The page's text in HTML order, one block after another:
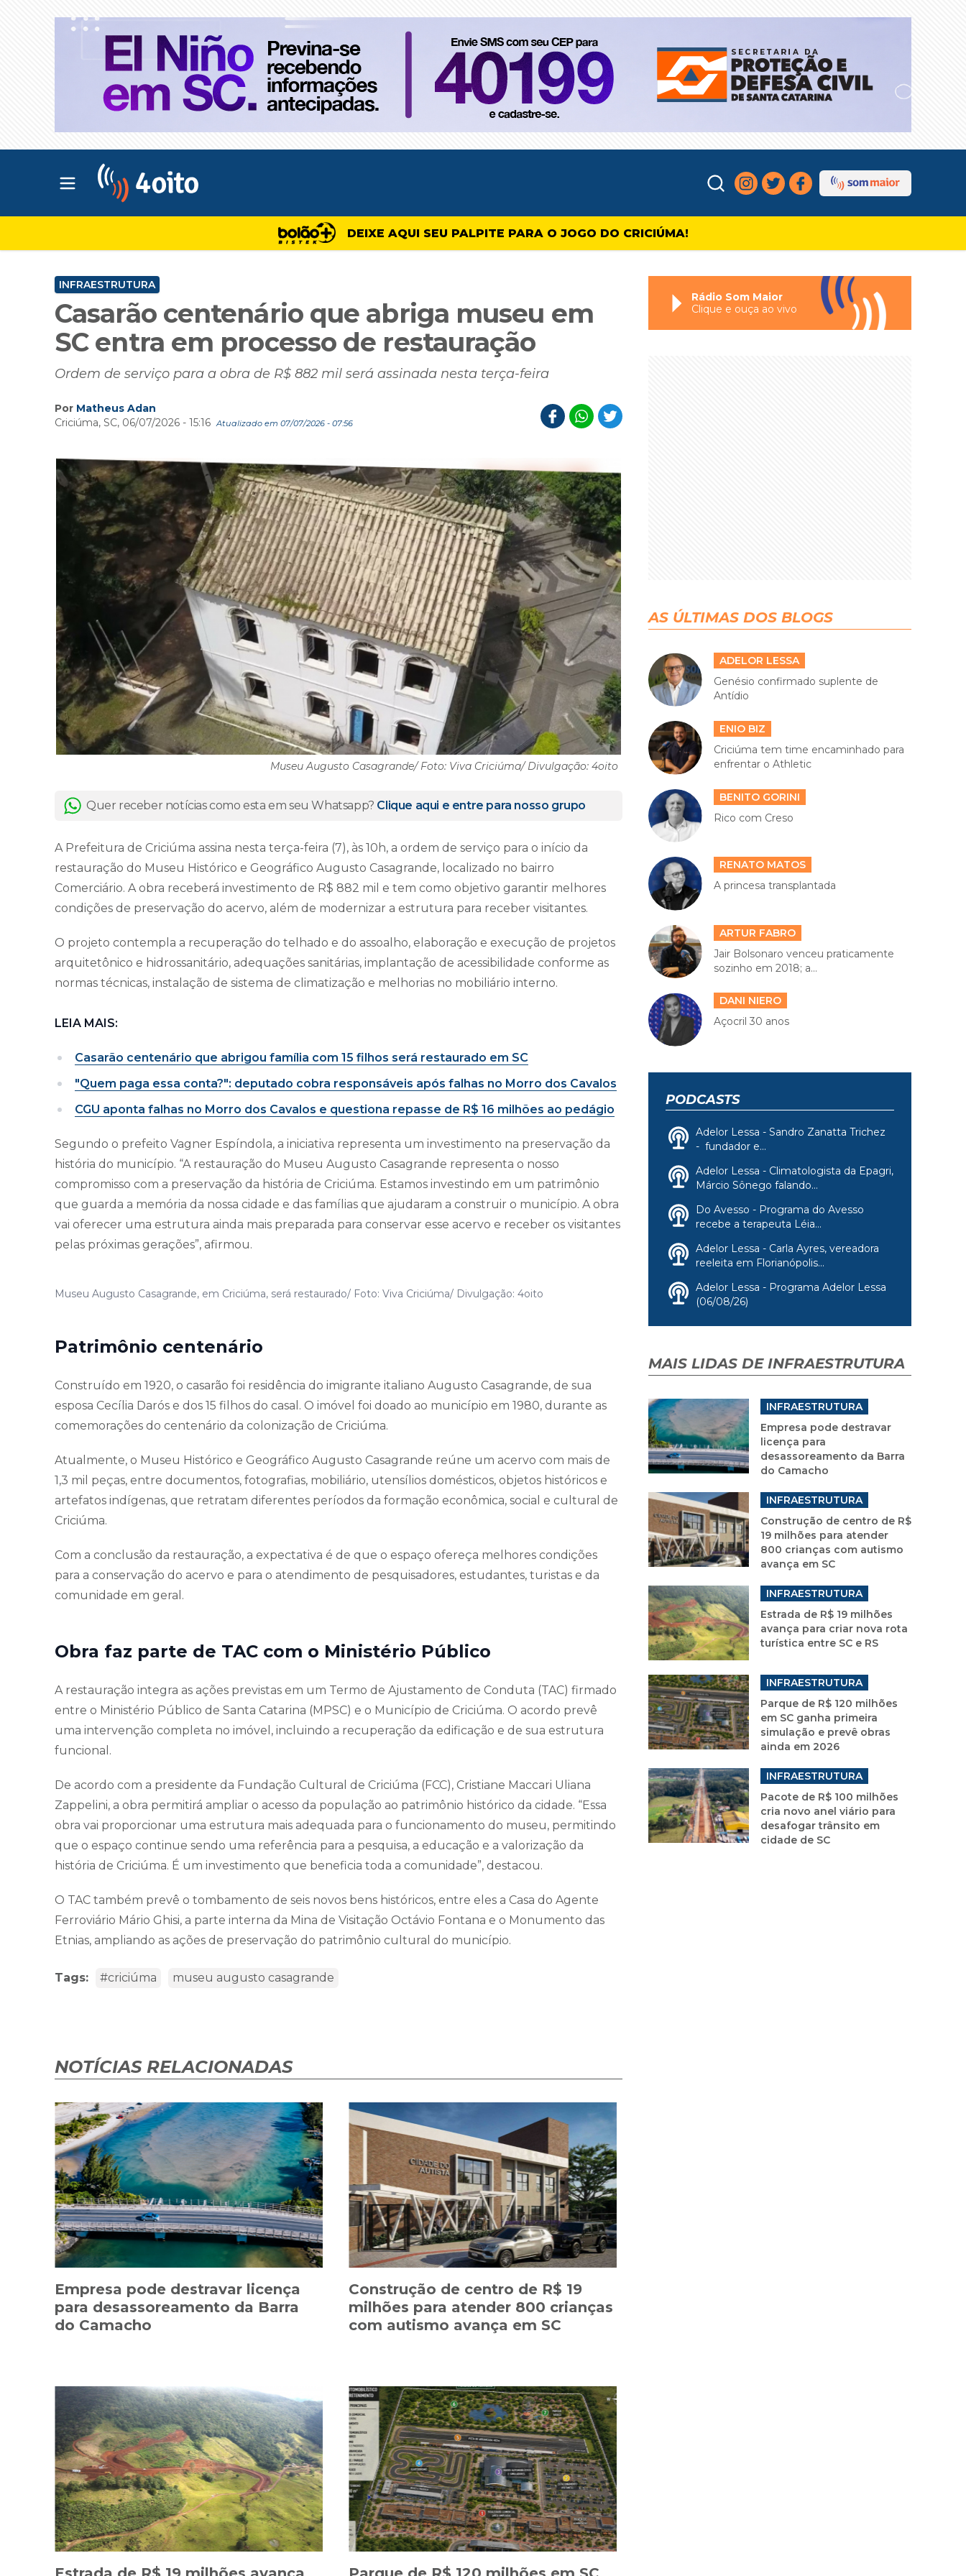
Abrir menu principal
DEIXE AQUI SEU PALPITE PARA O JOGO DO CRICIÚMA!
INFRAESTRUTURA
Casarão centenário que abriga museu em
SC entra em processo de restauração
Ordem de serviço para a obra de R$ 882 mil será assinada nesta terça-feira
Por Matheus Adan
Criciúma, SC, 06/07/2026 - 15:16 Atualizado em 07/07/2026 - 07:56
Museu Augusto Casagrande/ Foto: Viva Criciúma/ Divulgação: 4oito
Quer receber notícias como esta em seu Whatsapp? Clique aqui e entre para nosso grupo
A Prefeitura de Criciúma assina nesta terça-feira (7), às 10h, a ordem de serviço para o início da
restauração do Museu Histórico e Geográfico Augusto Casagrande, localizado no bairro
Comerciário. A obra receberá investimento de R$ 882 mil e tem como objetivo garantir melhores
condições de preservação do acervo, além de modernizar a estrutura para receber visitantes.
O projeto contempla a recuperação do telhado e do assoalho, elaboração e execução de projetos
arquitetônico e hidrossanitário, adequações sanitárias, implantação de acessibilidade conforme as
normas técnicas, instalação de sistema de climatização e melhorias no mobiliário interno.
LEIA MAIS:
Casarão centenário que abrigou família com 15 filhos será restaurado em SC
"Quem paga essa conta?": deputado cobra responsáveis após falhas no Morro dos Cavalos
CGU aponta falhas no Morro dos Cavalos e questiona repasse de R$ 16 milhões ao pedágio
Segundo o prefeito Vagner Espíndola, a iniciativa representa um investimento na preservação da
história do município. “A restauração do Museu Augusto Casagrande representa o nosso
compromisso com a preservação da história de Criciúma. Estamos investindo em um patrimônio
que guarda a memória da nossa cidade e das famílias que ajudaram a construir o município. A obra
vai oferecer uma estrutura ainda mais preparada para conservar esse acervo e receber os visitantes
pelas próximas gerações”, afirmou.
Museu Augusto Casagrande, em Criciúma, será restaurado/ Foto: Viva Criciúma/ Divulgação: 4oito
Patrimônio centenário
Construído em 1920, o casarão foi residência do imigrante italiano Augusto Casagrande, de sua
esposa Cecília Darós e dos 15 filhos do casal. O imóvel foi doado ao município em 1980, durante as
comemorações do centenário da colonização de Criciúma.
Atualmente, o Museu Histórico e Geográfico Augusto Casagrande reúne um acervo com mais de
1,3 mil peças, entre documentos, fotografias, mobiliário, utensílios domésticos, objetos históricos e
artefatos indígenas, que retratam diferentes períodos da formação econômica, social e cultural de
Criciúma.
Com a conclusão da restauração, a expectativa é de que o espaço ofereça melhores condições
para a conservação do acervo e para o atendimento de pesquisadores, estudantes, turistas e da
comunidade em geral.
Obra faz parte de TAC com o Ministério Público
A restauração integra as ações previstas em um Termo de Ajustamento de Conduta (TAC) firmado
entre o Ministério Público de Santa Catarina (MPSC) e o Município de Criciúma. O acordo prevê
uma intervenção completa no imóvel, incluindo a recuperação da edificação e de sua estrutura
funcional.
De acordo com a presidente da Fundação Cultural de Criciúma (FCC), Cristiane Maccari Uliana
Zappelini, a obra permitirá ampliar o acesso da população ao patrimônio histórico da cidade. “Essa
obra vai proporcionar uma estrutura mais adequada para o funcionamento do museu, permitindo
que o espaço continue sendo uma referência para a pesquisa, a educação e a valorização da
história de Criciúma. É um investimento que beneficia toda a comunidade”, destacou.
O TAC também prevê o tombamento de seis novos bens históricos, entre eles a Casa do Agente
Ferroviário Mário Ghisi, a parte interna da Mina de Visitação Octávio Fontana e o Monumento das
Etnias, ampliando as ações de preservação do patrimônio cultural do município.
Tags: #criciúma museu augusto casagrande
NOTÍCIAS RELACIONADAS
Empresa pode destravar licença
para desassoreamento da Barra
do Camacho
Construção de centro de R$ 19
milhões para atender 800 crianças
com autismo avança em SC
Rádio Som Maior
Clique e ouça ao vivo
AS ÚLTIMAS DOS BLOGS
ADELOR LESSA
Genésio confirmado suplente de
Antídio
ENIO BIZ
Criciúma tem time encaminhado para
enfrentar o Athletic
BENITO GORINI
Rico com Creso
RENATO MATOS
A princesa transplantada
ARTUR FABRO
Jair Bolsonaro venceu praticamente
sozinho em 2018; a...
DANI NIERO
Açocril 30 anos
PODCASTS
Adelor Lessa - Sandro Zanatta Trichez
- fundador e...
Adelor Lessa - Climatologista da Epagri,
Márcio Sônego falando...
Do Avesso - Programa do Avesso
recebe a terapeuta Léia...
Adelor Lessa - Carla Ayres, vereadora
reeleita em Florianópolis...
Adelor Lessa - Programa Adelor Lessa
(06/08/26)
MAIS LIDAS DE INFRAESTRUTURA
INFRAESTRUTURA
Empresa pode destravar
licença para
desassoreamento da Barra
do Camacho
INFRAESTRUTURA
Construção de centro de R$
19 milhões para atender
800 crianças com autismo
avança em SC
INFRAESTRUTURA
Estrada de R$ 19 milhões
avança para criar nova rota
turística entre SC e RS
INFRAESTRUTURA
Parque de R$ 120 milhões
em SC ganha primeira
simulação e prevê obras
ainda em 2026
INFRAESTRUTURA
Pacote de R$ 100 milhões
cria novo anel viário para
desafogar trânsito em
cidade de SC